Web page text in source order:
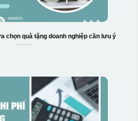
chọn quà tặng doanh nghiệp cần lưu ý